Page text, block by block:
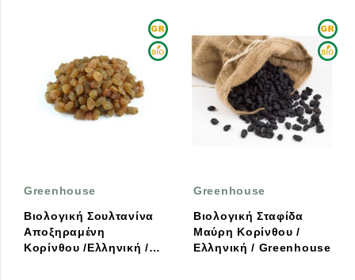
Greenhouse
Βιολογική Σουλτανίνα
Αποξηραμένη
Κορίνθου /Ελληνική /
Greenhouse
Βιολογική Σταφίδα
Μαύρη Κορίνθου /
Ελληνική / Greenhouse